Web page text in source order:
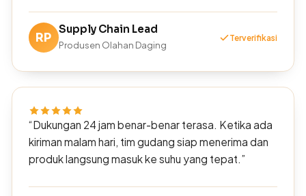
RP
Supply Chain Lead
Produsen Olahan Daging
Terverifikasi
“Dukungan 24 jam benar-benar terasa. Ketika ada
kiriman malam hari, tim gudang siap menerima dan
produk langsung masuk ke suhu yang tepat.”